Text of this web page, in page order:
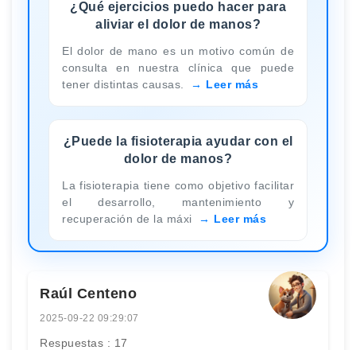
¿Qué ejercicios puedo hacer para
aliviar el dolor de manos?
El dolor de mano es un motivo común de
consulta en nuestra clínica que puede
tener distintas causas.
Leer más
¿Puede la fisioterapia ayudar con el
dolor de manos?
La fisioterapia tiene como objetivo facilitar
el desarrollo, mantenimiento y
recuperación de la máxi
Leer más
Raúl Centeno
2025-09-22 09:29:07
Respuestas : 17